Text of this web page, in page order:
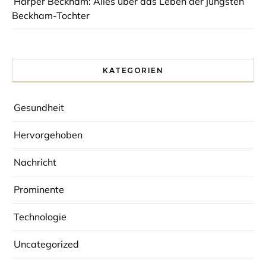
Beckham-Tochter
KATEGORIEN
Gesundheit
Hervorgehoben
Nachricht
Prominente
Technologie
Uncategorized